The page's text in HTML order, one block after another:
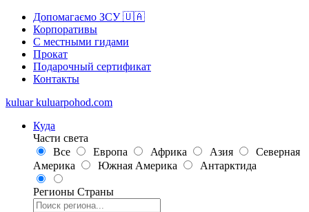
Допомагаємо ЗСУ 🇺🇦
Корпоративы
С местными гидами
Прокат
Подарочный сертификат
Контакты
kuluar kuluarpohod.com
Куда
Части света
Все
Европа Африка Азия
Северная
Америка
Южная Америка Антарктида
Регионы Страны